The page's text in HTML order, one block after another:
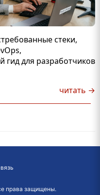
стеки,
гид для разработчиков
читать →
права защищены.